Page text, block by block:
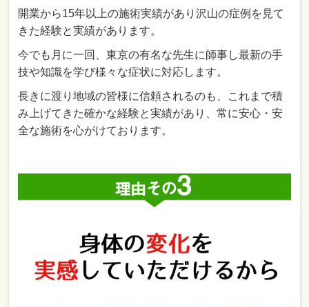
開業から15年以上の施術実績があり沢山の症例を見て
きた経験と実績があります。
今でも月に一回、東京の有名な先生に師事し最新の手
技や知識を学び様々な症状に対応します。
長きに渡り地域の皆様に信頼されるのも、これまで積
み上げてきた確かな経験と実績があり、常に安心・安
全な施術を心がけております。